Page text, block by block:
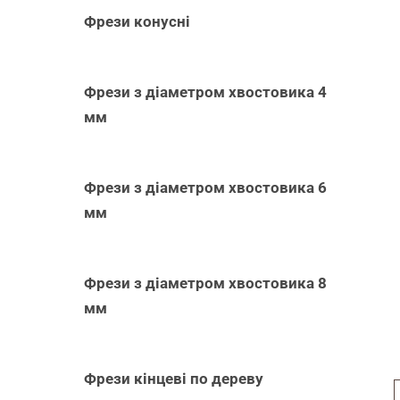
Фрези конусні
Фрези з діаметром хвостовика 4
мм
Фрези з діаметром хвостовика 6
мм
Фрези з діаметром хвостовика 8
мм
Фрези кінцеві по дереву